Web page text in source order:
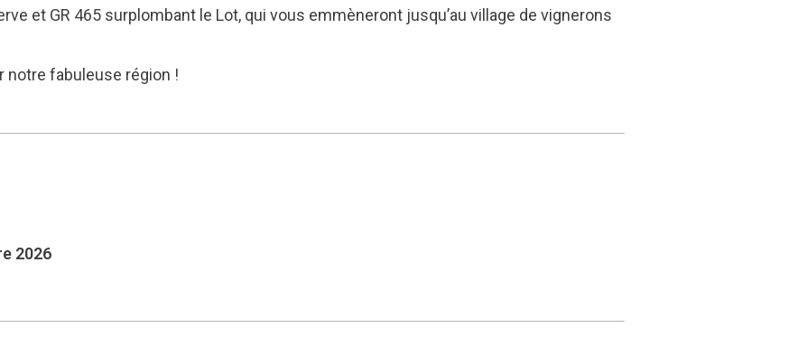
et GR 465 surplombant le Lot, qui vous emmèneront jusqu’au village de vignerons
notre fabuleuse région !
2026